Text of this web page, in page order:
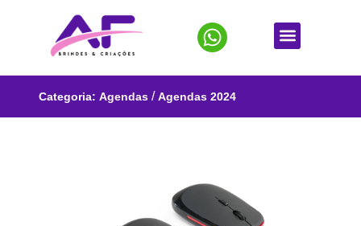
Categoria: Agendas /Agendas 2024